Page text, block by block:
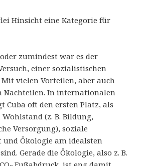
Hinsicht eine Kategorie für
zumindest war es der
einer sozialistischen
Mit vielen Vorteilen, aber auch
Nachteilen. In internationalen
Cuba oft den ersten Platz, als
(z. B. Bildung,
Versorgung), soziale
und Ökologie am idealsten
Gerade die Ökologie, also z. B.